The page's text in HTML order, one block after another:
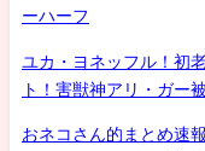
ーハーフ
ユカ・ヨネッフル！初
ト！害獣神アリ・ガー
おネコさん的まとめ速